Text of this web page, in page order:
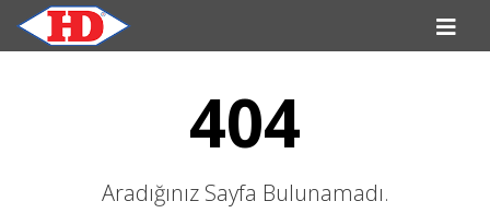
404
Aradığınız Sayfa Bulunamadı.